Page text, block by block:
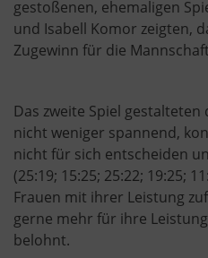
gestoßenen, ehemaligen
und Isabell Komor zeigten,
Zugewinn für die
Das zweite Spiel
nicht weniger spannend,
nicht für sich entscheiden
(25:19; 15:25; 25:22; 19:25;
Frauen mit ihrer Leistung
gerne mehr für ihre
belohnt.